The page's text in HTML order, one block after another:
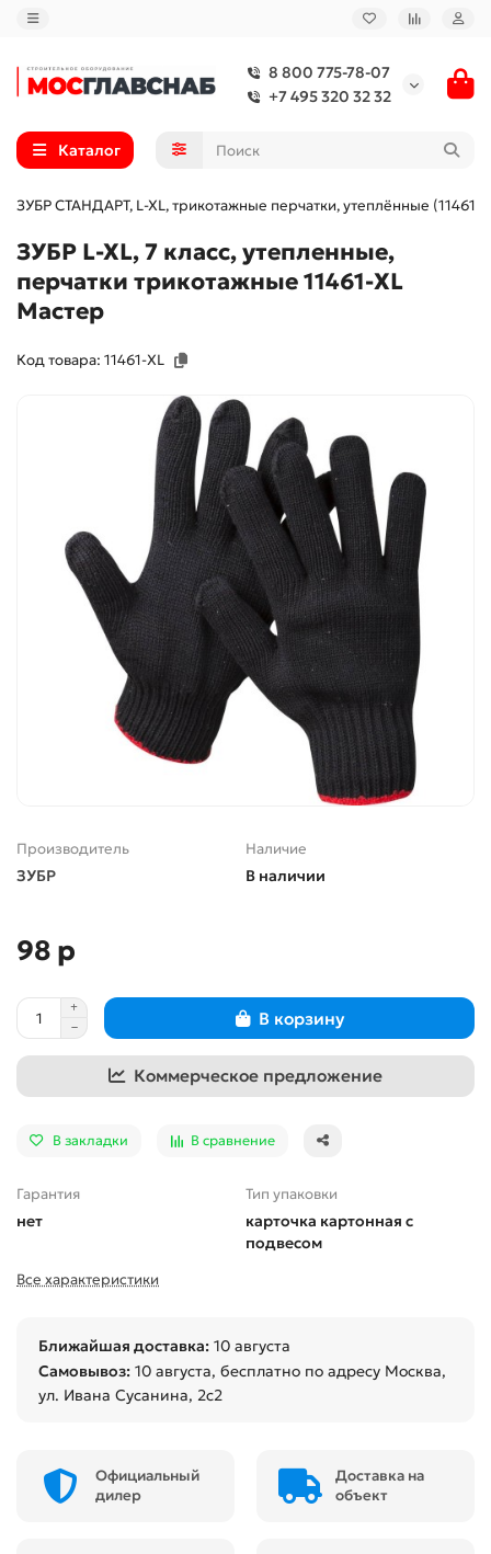
8 800 775-78-07
+7 495 320 32 32
Каталог
ЗУБР СТАНДАРТ, L-XL, трикотажные перчатки, утеплённые (11461-
ЗУБР L-XL, 7 класс, утепленные,
перчатки трикотажные 11461-XL
Мастер
Код товара: 11461-XL
Производитель
ЗУБР
Наличие
В наличии
98 р
В корзину
Коммерческое предложение
В закладки В сравнение
Гарантия
нет
Тип упаковки
карточка картонная с
подвесом
Все характеристики
Ближайшая доставка: 10 августа
Самовывоз: 10 августа, бесплатно по адресу Москва,
ул. Ивана Сусанина, 2с2
Официальный
дилер
Доставка на
объект